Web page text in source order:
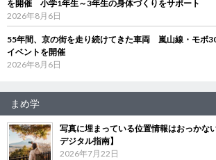
を開催 小学1年生～3年生の身体づくりをサポート
2026年8月6日
55年間、京の街を走り続けてきた車両 嵐山線・モボ
イベントを開催
2026年8月6日
まめ学
写真に埋まっている位置情報はおっか
デジタル指南】
2026年7月22日